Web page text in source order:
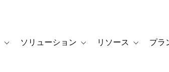
Toggle sub-navigation for カスタマーストーリー
ソリューション Toggle sub-navigation for ソ
リソース Toggleプラ